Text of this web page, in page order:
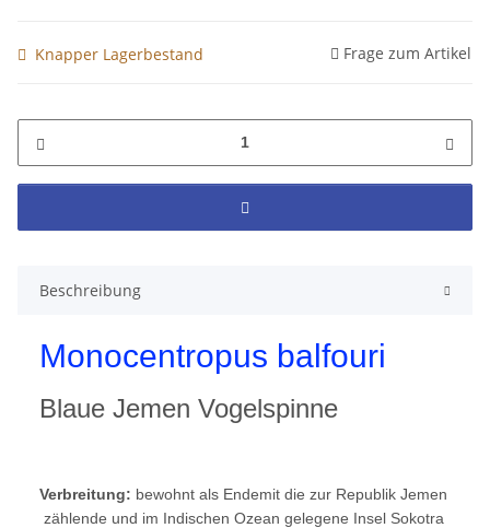
Knapper Lagerbestand Frage zum Artikel
Beschreibung
Monocentropus balfouri
Blaue Jemen Vogelspinne
Verbreitung: bewohnt als Endemit die zur Republik Jemen
zählende und im Indischen Ozean gelegene Insel Sokotra